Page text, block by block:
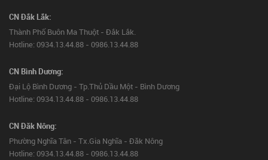
CN Đắk Lắk:
Thành Phố Buôn Ma Thuột - Đắk Lắk.
Hotline: 0934.13.44.88 - 0986.13.44.88
CN Bình Dương:
Đại Lộ Bình Dương - Tp.Thủ Dầu Một - Bình Dương
Hotline: 0934.13.44.88 - 0986.13.44.88
CN Đăk Nông:
Phường Nghĩa Tân - Tx.Gia Nghĩa - Đăk Nông
Hotline: 0934.13.44.88 - 0986.13.44.88